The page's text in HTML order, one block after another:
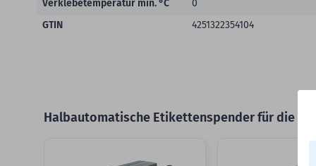
Verklebetemperatur min. °C
0
GTIN
4251322354104
Halbautomatische Etikettenspender für die